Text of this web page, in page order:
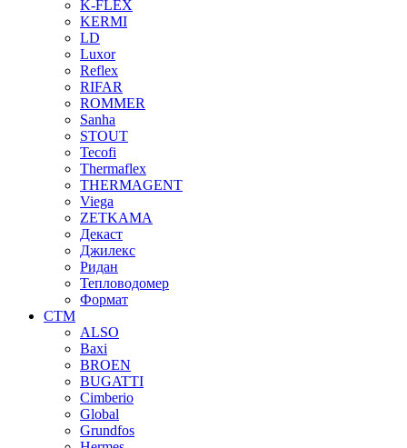
K-FLEX
KERMI
LD
Luxor
Reflex
RIFAR
ROMMER
Sanha
STOUT
Tecofi
Thermaflex
THERMAGENT
Viega
ZETKAMA
Декаст
Джилекс
Ридан
Тепловодомер
Формат
СТМ
ALSO
Baxi
BROEN
BUGATTI
Cimberio
Global
Grundfos